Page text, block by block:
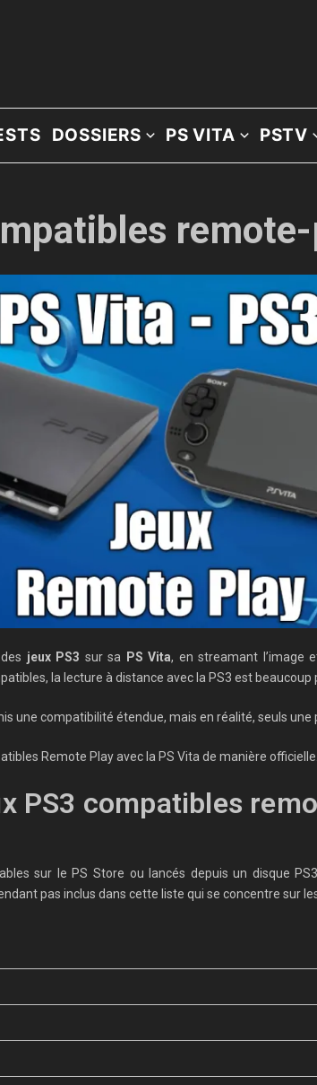
DOSSIERS PS VITA PSTV
jeux PS3 sur sa PS Vita, en streamant l’image
la lecture à distance avec la PS3 est beaucoup
une compatibilité étendue, mais en réalité, seuls
Remote Play avec la PS Vita de manière officielle.
PS3 compatibles
sur le PS Store ou lancés depuis un disque
pas inclus dans cette liste qui se concentre sur